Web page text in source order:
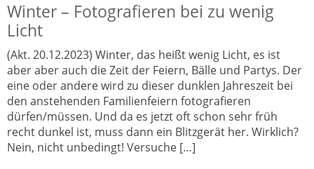
Winter – Fotografieren bei zu wenig
Licht
(Akt. 20.12.2023) Winter, das heißt wenig Licht, es ist
aber aber auch die Zeit der Feiern, Bälle und Partys. Der
eine oder andere wird zu dieser dunklen Jahreszeit bei
den anstehenden Familienfeiern fotografieren
dürfen/müssen. Und da es jetzt oft schon sehr früh
recht dunkel ist, muss dann ein Blitzgerät her. Wirklich?
Nein, nicht unbedingt! Versuche […]